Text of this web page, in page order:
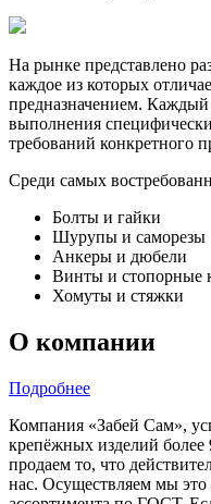
На рынке представлено
каждое из которых
предназначением. Каждый
выполнения
требований конкретного
Среди самых
Болты и гайки
Шурупы и саморезы
Анкеры и дюбели
Винты и стопорные
Хомуты и стяжки
О компании
Подробнее
Компания «Забей Сам»,
крепёжных изделий более
продаем то, что
нас. Осуществляем мы это